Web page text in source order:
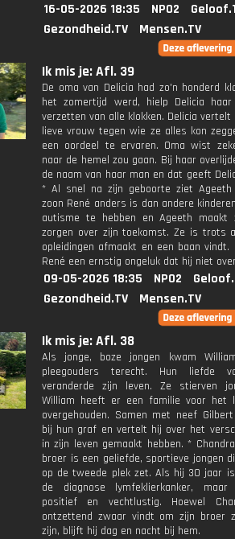
16-05-2026 18:35 NPO2
Gezondheid.TV
Mensen.TV
Ik mis je: Afl. 39
De oma van Delicia had zo'n honderd
het zomertijd werd, hielp Delicia
verzetten van alle klokken. Delicia vertelt
lieve vrouw tegen wie ze alles kon
een oordeel te ervaren. Oma wist
naar de hemel zou gaan. Bij haar
de naam van haar man en dat geeft
* Al snel na zijn geboorte ziet
zoon René anders is dan andere
autisme te hebben en Ageeth maakt
zorgen over zijn toekomst. Ze is trots
opleidingen afmaakt en een baan vindt.
René een ernstig ongeluk dat hij niet
09-05-2026 18:35 NPO2
Gezondheid.TV
Mensen.TV
Ik mis je: Afl. 38
Als jonge, boze jongen kwam
pleegouders terecht. Hun liefde
veranderde zijn leven. Ze stierven
William heeft er een familie voor het
overgehouden. Samen met neef
bij hun graf en vertelt hij over het
in zijn leven gemaakt hebben. *
broer is een geliefde, sportieve jongen
op de tweede plek zet. Als hij 30 jaar
de diagnose lymfeklierkanker,
positief en vechtlustig. Hoewel
ontzettend zwaar vindt om zijn broer
zijn, blijft hij dag en nacht bij hem.